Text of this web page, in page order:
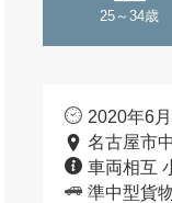
25～34歳
2020年6
名古屋市
車両相互
準中型貨